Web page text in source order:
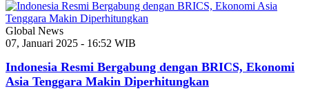
Global News
07, Januari 2025 - 16:52 WIB
Indonesia Resmi Bergabung dengan BRICS, Ekonomi
Asia Tenggara Makin Diperhitungkan